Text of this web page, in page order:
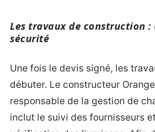
Les travaux de construction
sécurité
Une fois le devis signé, les
débuter. Le constructeur
responsable de la gestion de
inclut le suivi des fournisseurs